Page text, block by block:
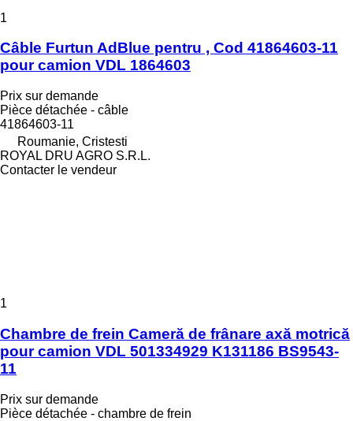
1
Câble Furtun AdBlue pentru , Cod 41864603-11
pour camion VDL 1864603
Prix sur demande
Pièce détachée - câble
41864603-11
Roumanie, Cristesti
ROYAL DRU AGRO S.R.L.
Contacter le vendeur
1
Chambre de frein Cameră de frânare axă motrică
pour camion VDL 501334929 K131186 BS9543-
11
Prix sur demande
Pièce détachée - chambre de frein